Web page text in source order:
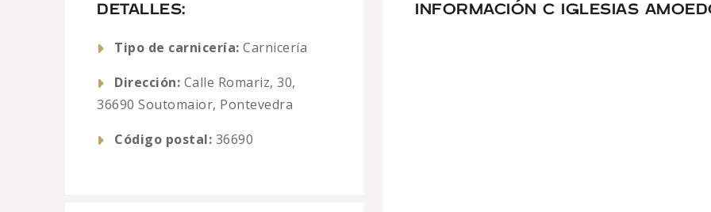
DETALLES:
Tipo de carnicería: Carnicería
Dirección: Calle Romariz, 30,
36690 Soutomaior, Pontevedra
Código postal: 36690
INFORMACIÓN C IGLESIAS